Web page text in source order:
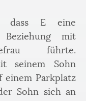
dass E eine
Beziehung mit
führte.
seinem Sohn
einem Parkplatz
Sohn sich an